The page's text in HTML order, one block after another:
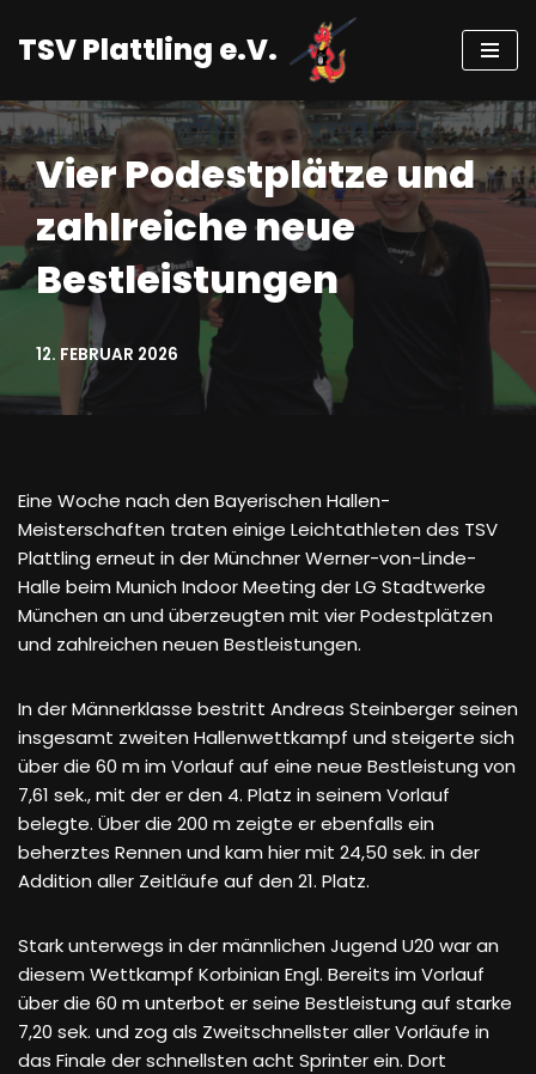
Zum
springen
TSV Plattling e.V.
Vier Podestplätze und
zahlreiche neue
Bestleistungen
12. FEBRUAR 2026
Eine Woche nach den Bayerischen Hallen-
Meisterschaften traten einige Leichtathleten des TSV
Plattling erneut in der Münchner Werner-von-Linde-
Halle beim Munich Indoor Meeting der LG Stadtwerke
München an und überzeugten mit vier Podestplätzen
und zahlreichen neuen Bestleistungen.
In der Männerklasse bestritt Andreas Steinberger seinen
insgesamt zweiten Hallenwettkampf und steigerte sich
über die 60 m im Vorlauf auf eine neue Bestleistung von
7,61 sek., mit der er den 4. Platz in seinem Vorlauf
belegte. Über die 200 m zeigte er ebenfalls ein
beherztes Rennen und kam hier mit 24,50 sek. in der
Addition aller Zeitläufe auf den 21. Platz.
Stark unterwegs in der männlichen Jugend U20 war an
diesem Wettkampf Korbinian Engl. Bereits im Vorlauf
über die 60 m unterbot er seine Bestleistung auf starke
7,20 sek. und zog als Zweitschnellster aller Vorläufe in
das Finale der schnellsten acht Sprinter ein. Dort